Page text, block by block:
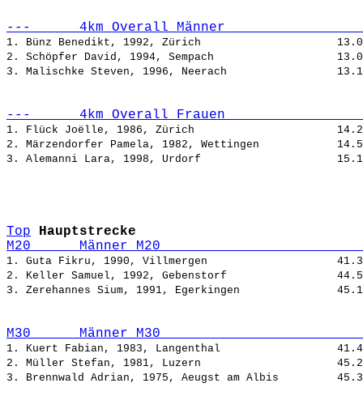
---      4km Overall Männer
1. Bünz Benedikt, 1992, Zürich
2. Schöpfer David, 1994, Sempach
3. Malischke Steven, 1996, Neerach
---      4km Overall Frauen
1. Flück Joëlle, 1986, Zürich
2. Märzendorfer Pamela, 1982, Wettingen
3. Alemanni Lara, 1998, Urdorf
Top
Hauptstrecke
M20      Männer M20
1. Guta Fikru, 1990, Villmergen
2. Keller Samuel, 1992, Gebenstorf
3. Zerehannes Sium, 1991, Egerkingen
M30      Männer M30
1. Kuert Fabian, 1983, Langenthal
2. Müller Stefan, 1981, Luzern
3. Brennwald Adrian, 1975, Aeugst am Albis